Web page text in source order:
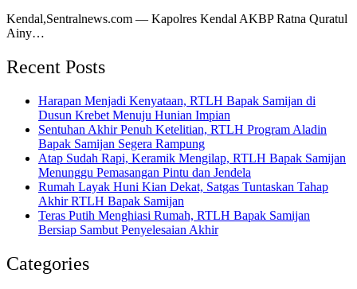
Kendal,Sentralnews.com — Kapolres Kendal AKBP Ratna Quratul
Ainy…
Recent Posts
Harapan Menjadi Kenyataan, RTLH Bapak Samijan di
Dusun Krebet Menuju Hunian Impian
Sentuhan Akhir Penuh Ketelitian, RTLH Program Aladin
Bapak Samijan Segera Rampung
Atap Sudah Rapi, Keramik Mengilap, RTLH Bapak Samijan
Menunggu Pemasangan Pintu dan Jendela
Rumah Layak Huni Kian Dekat, Satgas Tuntaskan Tahap
Akhir RTLH Bapak Samijan
Teras Putih Menghiasi Rumah, RTLH Bapak Samijan
Bersiap Sambut Penyelesaian Akhir
Categories